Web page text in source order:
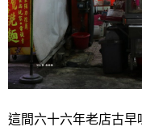
這間六十六年老店古早